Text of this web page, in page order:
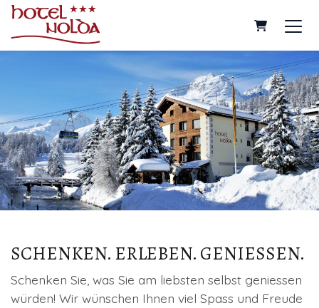
Warenkorb
SCHENKEN. ERLEBEN. GENIESSEN.
Schenken Sie, was Sie am liebsten selbst geniessen
würden! Wir wünschen Ihnen viel Spass und Freude